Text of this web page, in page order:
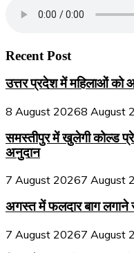
Recent Post
उत्तर प्रदेश में महिलाओं को
8 August 20268 August
समस्तीपुर में खुलेगी कोल्ड
अनुदान
7 August 20267 August
अगस्त में फलदार बाग
7 August 20267 August